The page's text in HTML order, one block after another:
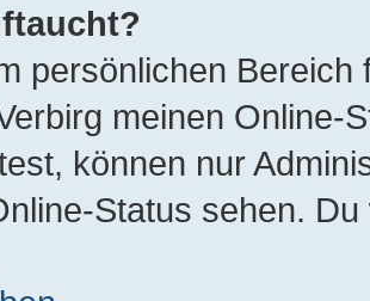
persönlichen
meinen Online-
können nur
Status sehen.